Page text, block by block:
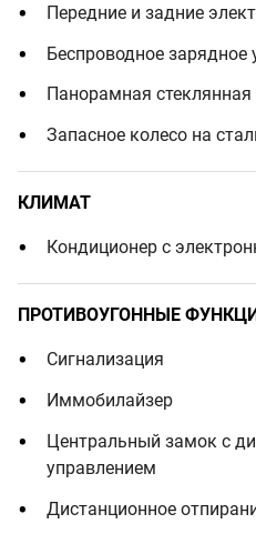
Передние и задние
Беспроводное зарядное
Панорамная
Запасное колесо на
КЛИМАТ
Кондиционер с
ПРОТИВОУГОННЫЕ
Сигнализация
Иммобилайзер
Центральный замок с
управлением
Дистанционное